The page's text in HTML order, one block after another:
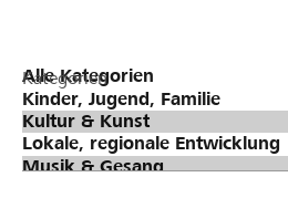
Kategorien